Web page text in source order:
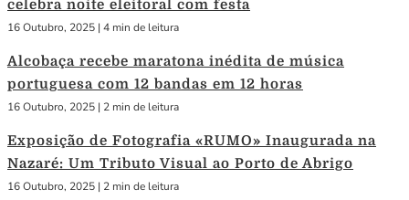
celebra noite eleitoral com festa
16 Outubro, 2025 | 4 min de leitura
Alcobaça recebe maratona inédita de música
portuguesa com 12 bandas em 12 horas
16 Outubro, 2025 | 2 min de leitura
Exposição de Fotografia «RUMO» Inaugurada na
Nazaré: Um Tributo Visual ao Porto de Abrigo
16 Outubro, 2025 | 2 min de leitura